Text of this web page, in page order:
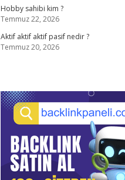
Hobby sahibi kim ?
Temmuz 22, 2026
Aktif aktif aktif pasif nedir ?
Temmuz 20, 2026